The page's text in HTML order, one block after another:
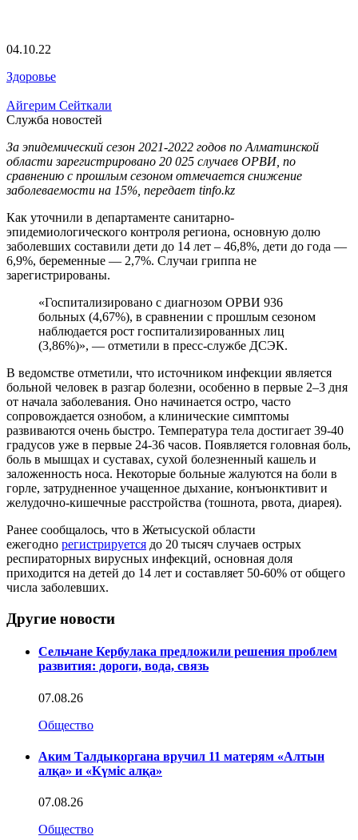
04.10.22
Здоровье
Айгерим Сейткали
Служба новостей
За эпидемический сезон 2021-2022 годов по Алматинской
области зарегистрировано 20 025 случаев ОРВИ, по
сравнению с прошлым сезоном отмечается снижение
заболеваемости на 15%, передает tinfo.kz
Как уточнили в департаменте санитарно-
эпидемиологического контроля региона, основную долю
заболевших составили дети до 14 лет – 46,8%, дети до года —
6,9%, беременные — 2,7%. Случаи гриппа не
зарегистрированы.
«Госпитализировано с диагнозом ОРВИ 936
больных (4,67%), в сравнении с прошлым сезоном
наблюдается рост госпитализированных лиц
(3,86%)», — отметили в пресс-службе ДСЭК.
В ведомстве отметили, что источником инфекции является
больной человек в разгар болезни, особенно в первые 2–3 дня
от начала заболевания. Оно начинается остро, часто
сопровождается ознобом, а клинические симптомы
развиваются очень быстро. Температура тела достигает 39-40
градусов уже в первые 24-36 часов. Появляется головная боль,
боль в мышцах и суставах, сухой болезненный кашель и
заложенность носа. Некоторые больные жалуются на боли в
горле, затрудненное учащенное дыхание, конъюнктивит и
желудочно-кишечные расстройства (тошнота, рвота, диарея).
Ранее сообщалось, что в Жетысуской области
ежегодно регистрируется до 20 тысяч случаев острых
респираторных вирусных инфекций, основная доля
приходится на детей до 14 лет и составляет 50-60% от общего
числа заболевших.
Другие новости
Сельчане Кербулака предложили решения проблем
развития: дороги, вода, связь
07.08.26
Общество
Аким Талдыкоргана вручил 11 матерям «Алтын
алқа» и «Күміс алқа»
07.08.26
Общество